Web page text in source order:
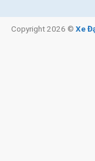
Copyright 2026 © Xe